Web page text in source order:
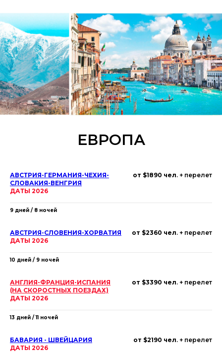
ЕВРОПА
АВСТРИЯ-ГЕРМАНИЯ-ЧЕХИЯ-
СЛОВАКИЯ-ВЕНГРИЯ
ДАТЫ 2026
от $1890 чел. + перелет
9 дней / 8 ночей
АВСТРИЯ-СЛОВЕНИЯ-ХОРВАТИЯ
ДАТЫ 2026
от $2360 чел. + перелет
10 дней / 9 ночей
АНГЛИЯ-ФРАНЦИЯ-ИСПАНИЯ
(НА СКОРОСТНЫХ ПОЕЗДАХ)
ДАТЫ 2026
от $3390 чел. + перелет
13 дней / 11 ночей
БАВАРИЯ - ШВЕЙЦАРИЯ
ДАТЫ 2026
от $2190 чел. + перелет